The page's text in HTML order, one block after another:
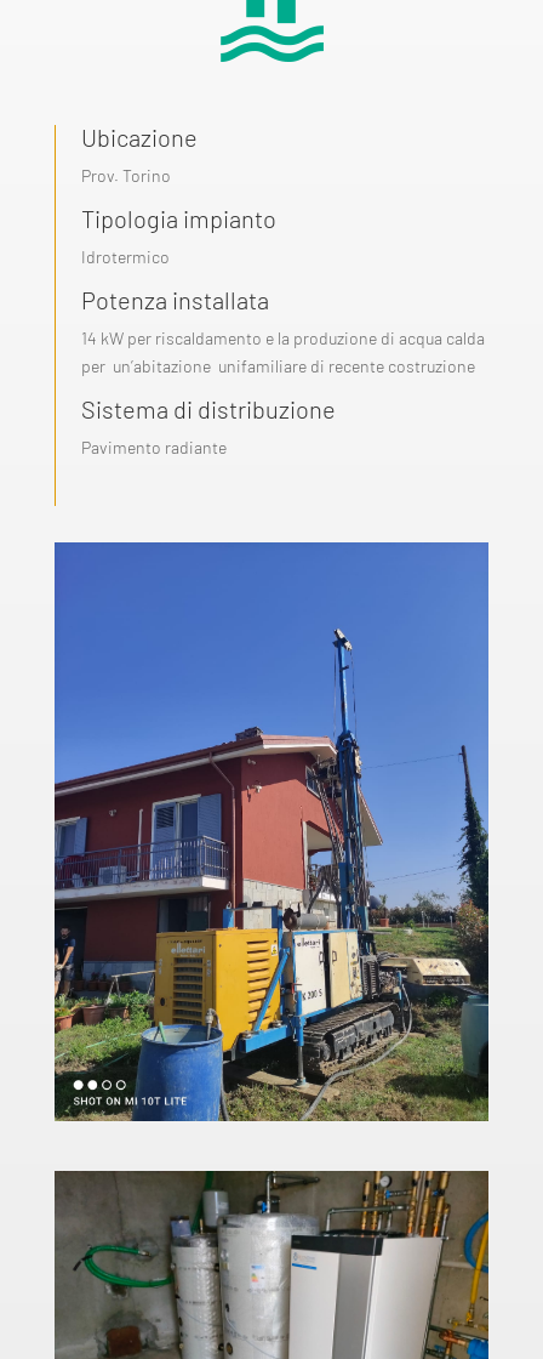
Ubicazione
Prov. Torino
Tipologia impianto
Idrotermico
Potenza installata
14 kW per riscaldamento e la produzione di acqua calda
per un’abitazione unifamiliare di recente costruzione
Sistema di distribuzione
Pavimento radiante